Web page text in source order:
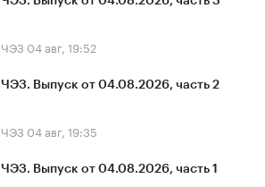
ЧЭЗ 04 авг, 19:52
ЧЭЗ. Выпуск от 04.08.2026, часть 2
ЧЭЗ 04 авг, 19:35
ЧЭЗ. Выпуск от 04.08.2026, часть 1